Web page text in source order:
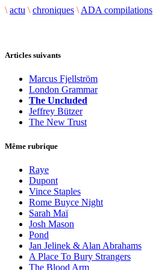
\ actu \ chroniques \ ADA compilations
Articles suivants
Marcus Fjellström
London Grammar
The Uncluded
Jeffrey Bützer
The New Trust
Même rubrique
Raye
Dupont
Vince Staples
Rome Buyce Night
Sarah Maï
Josh Mason
Pond
Jan Jelinek & Alan Abrahams
A Place To Bury Strangers
The Blood Arm